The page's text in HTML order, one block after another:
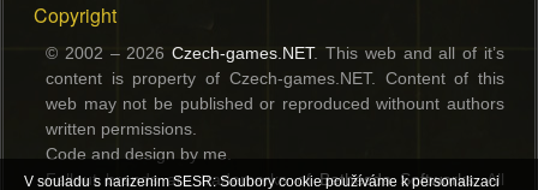
Copyright
© 2002 – 2026Czech-games.NET. This web and all of it’s
content is property of Czech-games.NET. Content of this
web may not be published or reproduced withount authors
written permissions.
Code and design by me.
Fallout brands are trademerks ofBethesda Softworks. All
V souladu s narizenim SESR: Soubory cookie používáme k personalizaci